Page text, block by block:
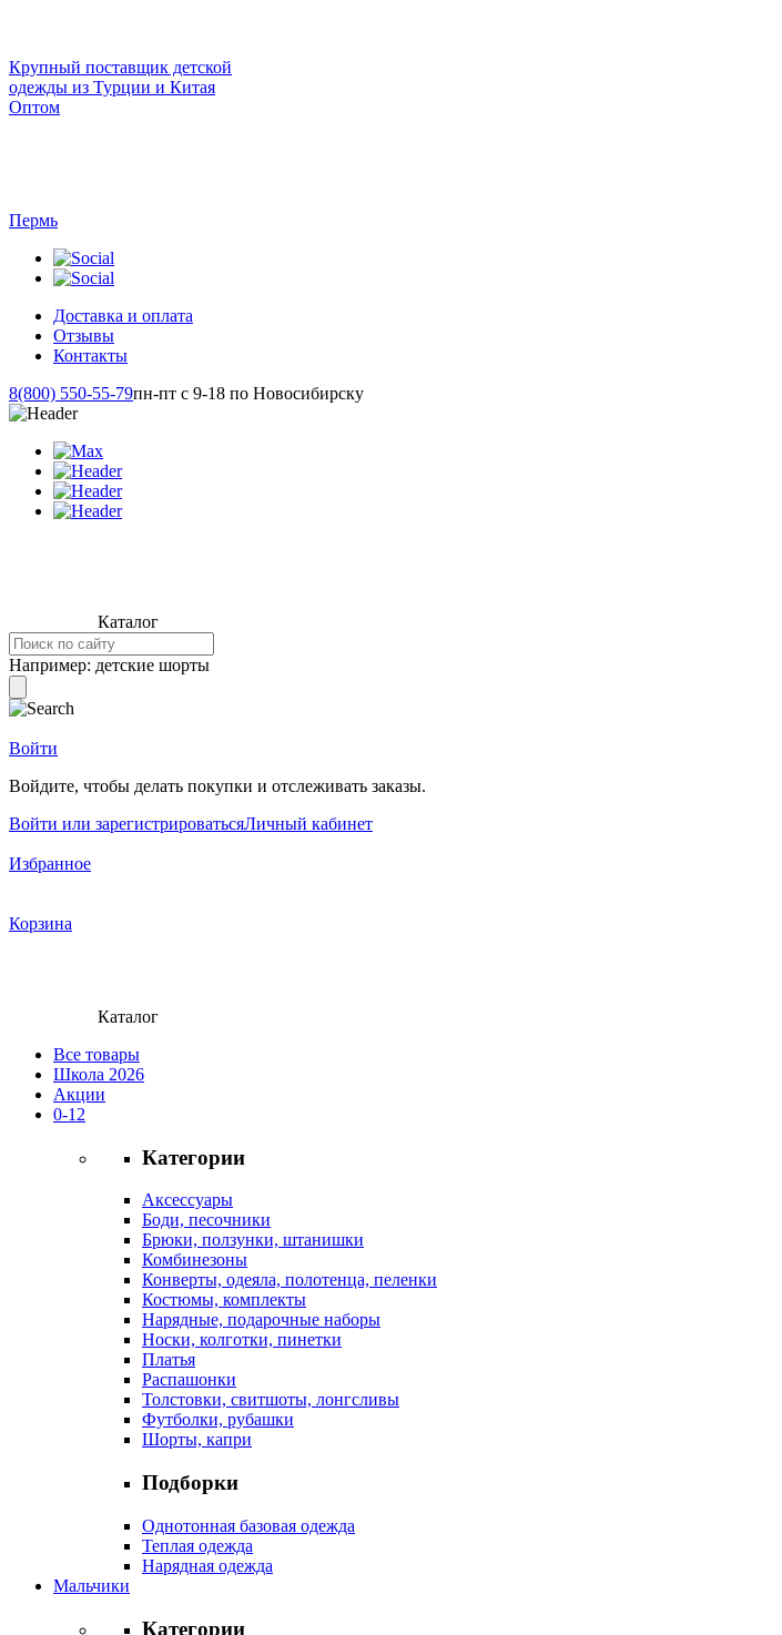
Крупный поставщик детской
одежды из Турции и Китая
Оптом
Пермь
Доставка и оплата
Отзывы
Контакты
8(800) 550-55-79пн-пт с 9-18 по Новосибирску
Каталог
Например: детские шорты
Войти
Войдите, чтобы делать покупки и отслеживать заказы.
Войти или зарегистрироватьсяЛичный кабинет
Избранное
Корзина
Каталог
Все товары
Школа 2026
Акции
0-12
Категории
Аксессуары
Боди, песочники
Брюки, ползунки, штанишки
Комбинезоны
Конверты, одеяла, полотенца, пеленки
Костюмы, комплекты
Нарядные, подарочные наборы
Носки, колготки, пинетки
Платья
Распашонки
Толстовки, свитшоты, лонгсливы
Футболки, рубашки
Шорты, капри
Подборки
Однотонная базовая одежда
Теплая одежда
Нарядная одежда
Мальчики
Категории